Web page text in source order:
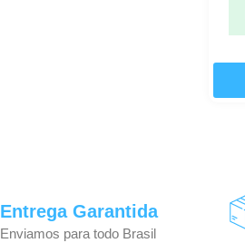
Entrega Garantida
Enviamos para todo Brasil